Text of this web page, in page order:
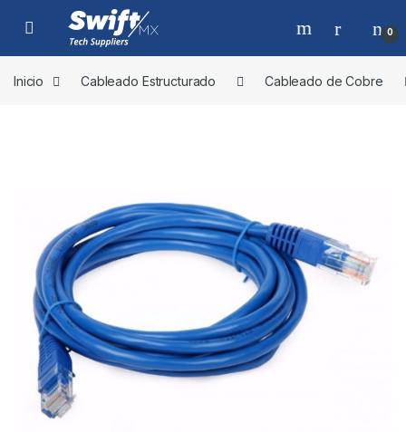
Skip to navigation
Skip to content
0
Inicio Cableado Estructurado Cableado de Cobre